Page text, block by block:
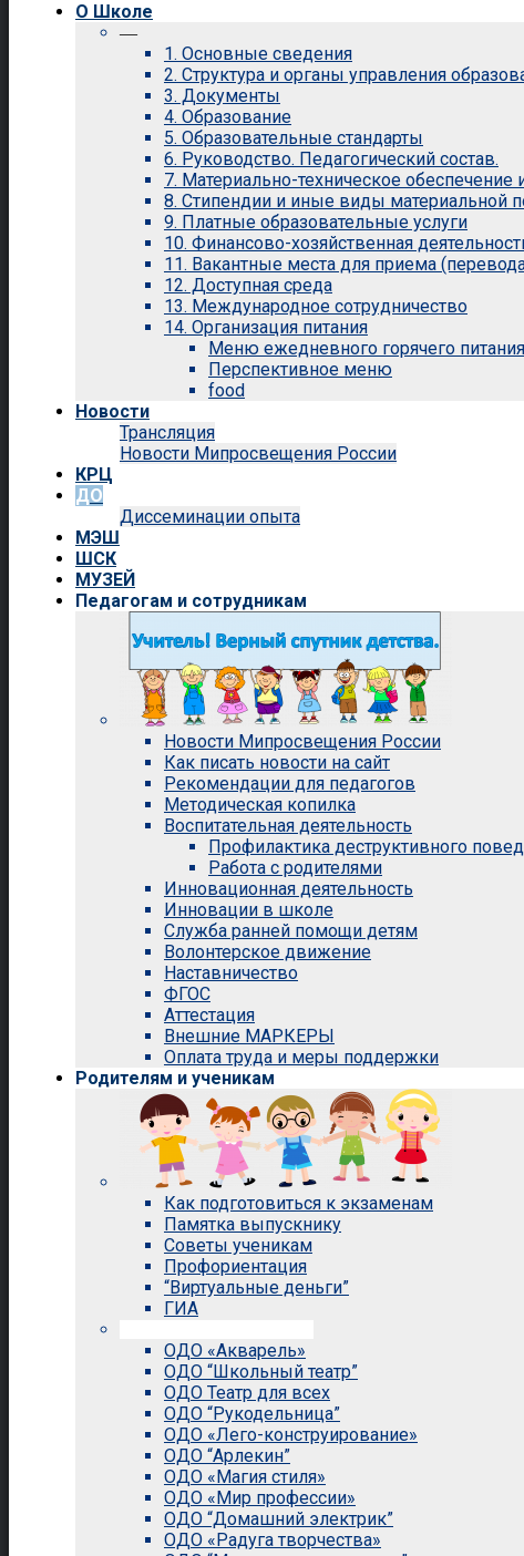
О Школе
—
1. Основные сведения
2. Структура и органы управления
3. Документы
4. Образование
5. Образовательные стандарты
6. Руководство. Педагогический состав.
7. Материально-техническое
8. Стипендии и иные виды материальной
9. Платные образовательные услуги
10. Финансово-хозяйственная
11. Вакантные места для приема
12. Доступная среда
13. Международное сотрудничество
14. Организация питания
Меню ежедневного горячего
Перспективное меню
food
Новости
Трансляция
Новости Мипросвещения России
КРЦ
ДО
Диссеминации опыта
МЭШ
ШСК
МУЗЕЙ
Педагогам и сотрудникам
Новости Мипросвещения России
Как писать новости на сайт
Рекомендации для педагогов
Методическая копилка
Воспитательная деятельность
Профилактика деструктивного
Работа с родителями
Инновационная деятельность
Инновации в школе
Служба ранней помощи детям
Волонтерское движение
Наставничество
ФГОС
Аттестация
Внешние МАРКЕРЫ
Оплата труда и меры поддержки
Родителям и ученикам
Как подготовиться к экзаменам
Памятка выпускнику
Советы ученикам
Профориентация
“Виртуальные деньги”
ГИА
ОДО «Акварель»
ОДО “Школьный театр”
ОДО Театр для всех
ОДО “Рукодельница”
ОДО «Лего-конструирование»
ОДО “Арлекин”
ОДО «Магия стиля»
ОДО «Мир профессии»
ОДО “Домашний электрик”
ОДО «Радуга творчества»